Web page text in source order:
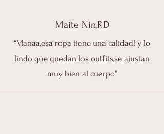
Maite Nin,RD
“Manaa,esa ropa tiene una calidad! y lo
lindo que quedan los outfits,se ajustan
muy bien al cuerpo"